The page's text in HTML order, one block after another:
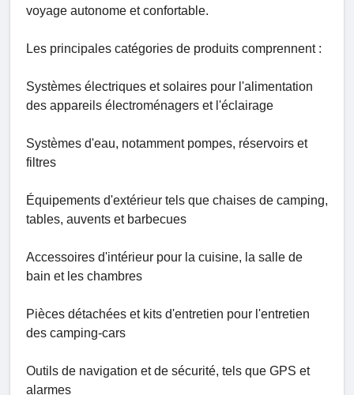
voyage autonome et confortable.
Les principales catégories de produits comprennent :
Systèmes électriques et solaires pour l'alimentation
des appareils électroménagers et l'éclairage
Systèmes d'eau, notamment pompes, réservoirs et
filtres
Équipements d'extérieur tels que chaises de camping,
tables, auvents et barbecues
Accessoires d'intérieur pour la cuisine, la salle de
bain et les chambres
Pièces détachées et kits d'entretien pour l'entretien
des camping-cars
Outils de navigation et de sécurité, tels que GPS et
alarmes